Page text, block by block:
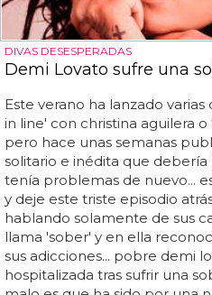
DIVAS DESESPERADAS
Demi Lovato sufre una
Este verano ha lanzado
in line' con christina aguilera o
pero hace unas semanas
solitario e inédita que
tenía problemas de nuevo...
y deje este triste episodio
hablando solamente de sus
llama 'sober' y en ella
sus adicciones... pobre demi
hospitalizada tras sufrir una